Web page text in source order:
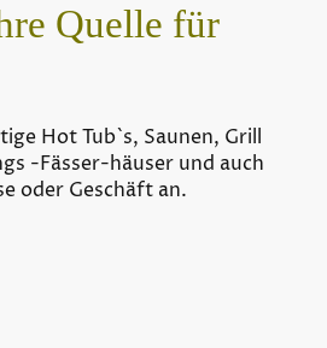
Quelle für
Hot Tub`s, Saunen, Grill
-Fässer-häuser und auch
oder Geschäft an.